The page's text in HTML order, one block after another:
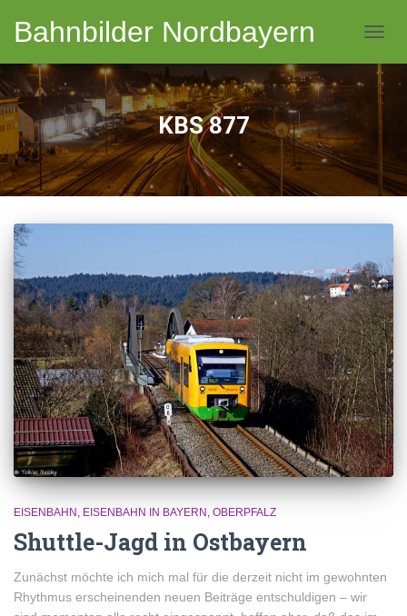
Bahnbilder Nordbayern
KBS 877
EISENBAHN EISENBAHN IN BAYERN OBERPFALZ
Shuttle-Jagd in Ostbayern
Zunächst möchte ich mich mal für die derzeit nicht im gewohnten
Rhythmus erscheinenden neuen Beiträge entschuldigen – wir